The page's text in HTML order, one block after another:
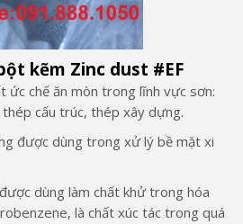
kẽm Zinc dust #EF
ức chế ăn mòn trong lĩnh vực sơn:
cấu trúc, thép xây dựng.
được dùng trong xử lý bề mặt xi
dùng làm chất khử trong hóa
là chất xúc tác trong quá